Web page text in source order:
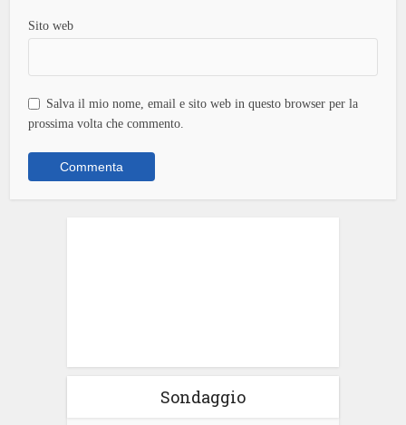
Sito web
Salva il mio nome, email e sito web in questo browser per la
prossima volta che commento.
Sondaggio